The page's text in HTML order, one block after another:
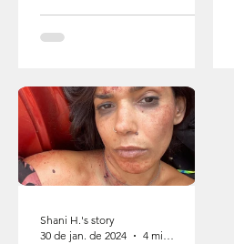
direção oposta
Shani H.'s story
30 de jan. de 2024
4 min de leitura